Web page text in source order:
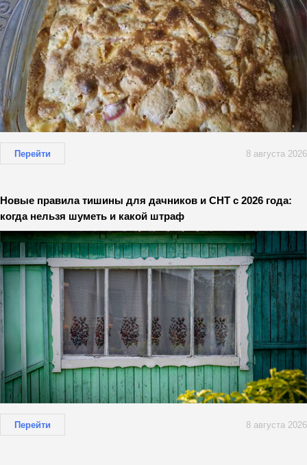
Перейти 8 августа 2026
Новые правила тишины для дачников и СНТ с 2026 года:
когда нельзя шуметь и какой штраф
Перейти 8 августа 2026